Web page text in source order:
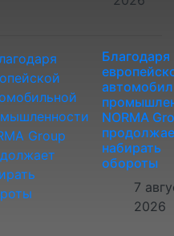
Благодаря
NORMA
набирать
обороты
7
2026